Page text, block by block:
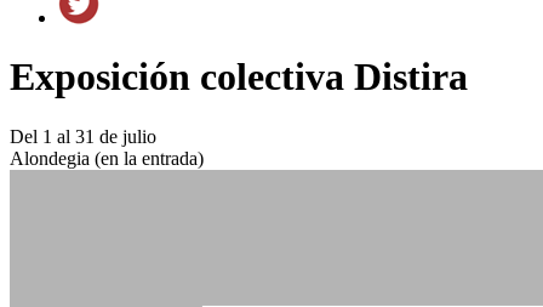
Exposición colectiva Distira
Del 1 al 31 de julio
Alondegia (en la entrada)